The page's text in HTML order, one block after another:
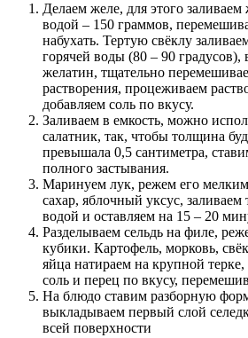
Делаем желе, для этого
водой – 150 граммов,
набухать. Тертую свёклу
горячей воды (80 – 90
желатин, тщательно
растворения, процеживаем
добавляем соль по вкусу.
Заливаем в емкость, можно
салатник, так, чтобы толщина
превышала 0,5 сантиметра,
полного застывания.
Маринуем лук, режем его
сахар, яблочный уксус,
водой и оставляем на 15 – 20
Разделываем сельдь на филе,
кубики. Картофель, морковь,
яйца натираем на крупной
соль и перец по вкусу,
На блюдо ставим разборную
выкладываем первый слой
всей поверхности